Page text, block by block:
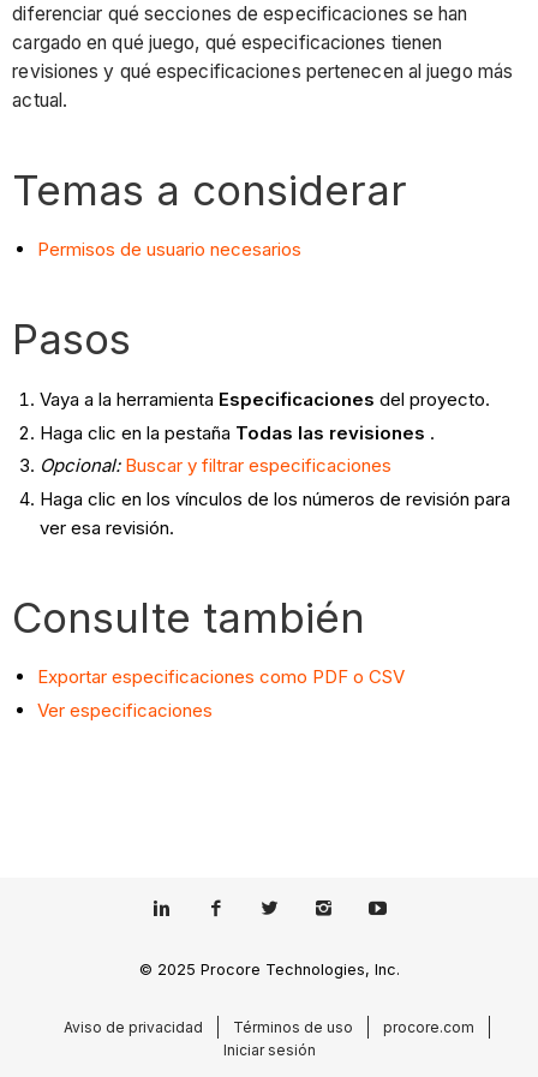
diferenciar qué secciones de especificaciones se han
cargado en qué juego, qué especificaciones tienen
revisiones y qué especificaciones pertenecen al juego más
actual.
Temas a considerar
Permisos de usuario necesarios
Pasos
Vaya a la herramienta Especificaciones del proyecto.
Haga clic en la pestaña Todas las revisiones .
Opcional: Buscar y filtrar especificaciones
Haga clic en los vínculos de los números de revisión para
ver esa revisión.
Consulte también
Exportar especificaciones como PDF o CSV
Ver especificaciones
© 2025 Procore Technologies, Inc.
Aviso de privacidad Términos de uso
procore.com
Iniciar sesión